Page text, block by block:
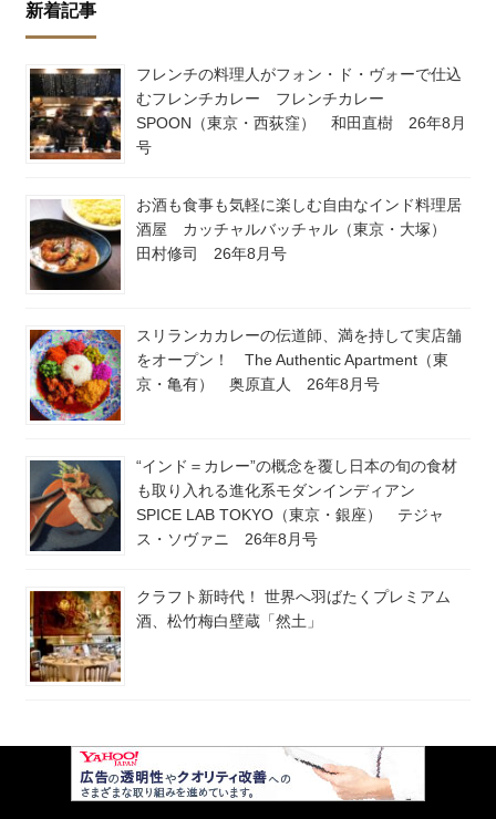
新着記事
フレンチの料理人がフォン・ド・ヴォーで仕込
むフレンチカレー フレンチカレー
SPOON（東京・西荻窪） 和田直樹 26年8月
号
お酒も食事も気軽に楽しむ自由なインド料理居
酒屋 カッチャルバッチャル（東京・大塚）
田村修司 26年8月号
スリランカカレーの伝道師、満を持して実店舗
をオープン！ The Authentic Apartment（東
京・亀有） 奥原直人 26年8月号
“インド＝カレー”の概念を覆し日本の旬の食材
も取り入れる進化系モダンインディアン
SPICE LAB TOKYO（東京・銀座） テジャ
ス・ソヴァニ 26年8月号
クラフト新時代！ 世界へ羽ばたくプレミアム
酒、松竹梅白壁蔵「然土」